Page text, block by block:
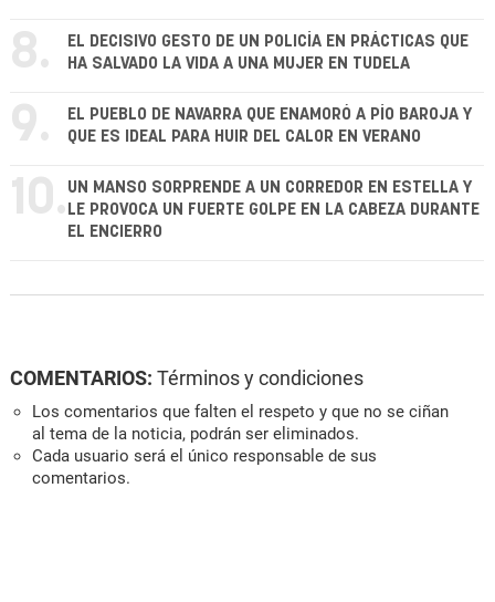
8.
EL DECISIVO GESTO DE UN POLICÍA EN PRÁCTICAS QUE
HA SALVADO LA VIDA A UNA MUJER EN TUDELA
9.
EL PUEBLO DE NAVARRA QUE ENAMORÓ A PÍO BAROJA Y
QUE ES IDEAL PARA HUIR DEL CALOR EN VERANO
10. UN MANSO SORPRENDE A UN CORREDOR EN ESTELLA Y
LE PROVOCA UN FUERTE GOLPE EN LA CABEZA DURANTE
EL ENCIERRO
COMENTARIOS: Términos y condiciones
Los comentarios que falten el respeto y que no se ciñan
al tema de la noticia, podrán ser eliminados.
Cada usuario será el único responsable de sus
comentarios.